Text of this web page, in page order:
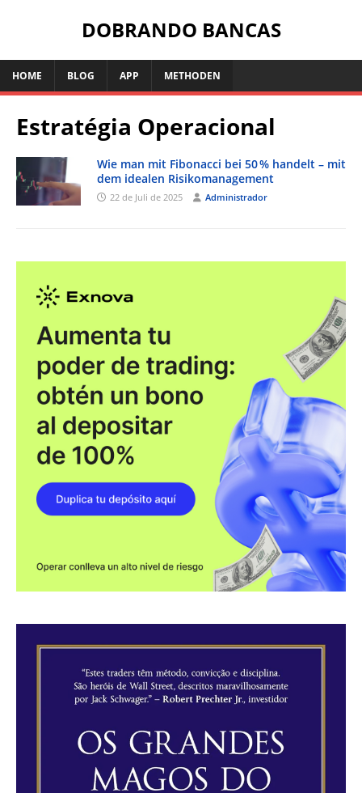
DOBRANDO BANCAS
HOME BLOG APP METHODEN
Estratégia Operacional
Wie man mit Fibonacci bei 50 % handelt – mit
dem idealen Risikomanagement
22 de Juli de 2025 Administrador